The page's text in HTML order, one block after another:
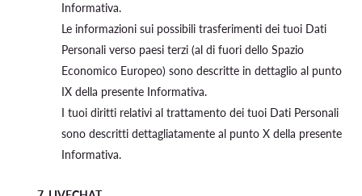
Informativa.
Le informazioni sui possibili trasferimenti dei tuoi Dati
Personali verso paesi terzi (al di fuori dello Spazio
Economico Europeo) sono descritte in dettaglio al punto
IX della presente Informativa.
I tuoi diritti relativi al trattamento dei tuoi Dati Personali
sono descritti dettagliatamente al punto X della presente
Informativa.